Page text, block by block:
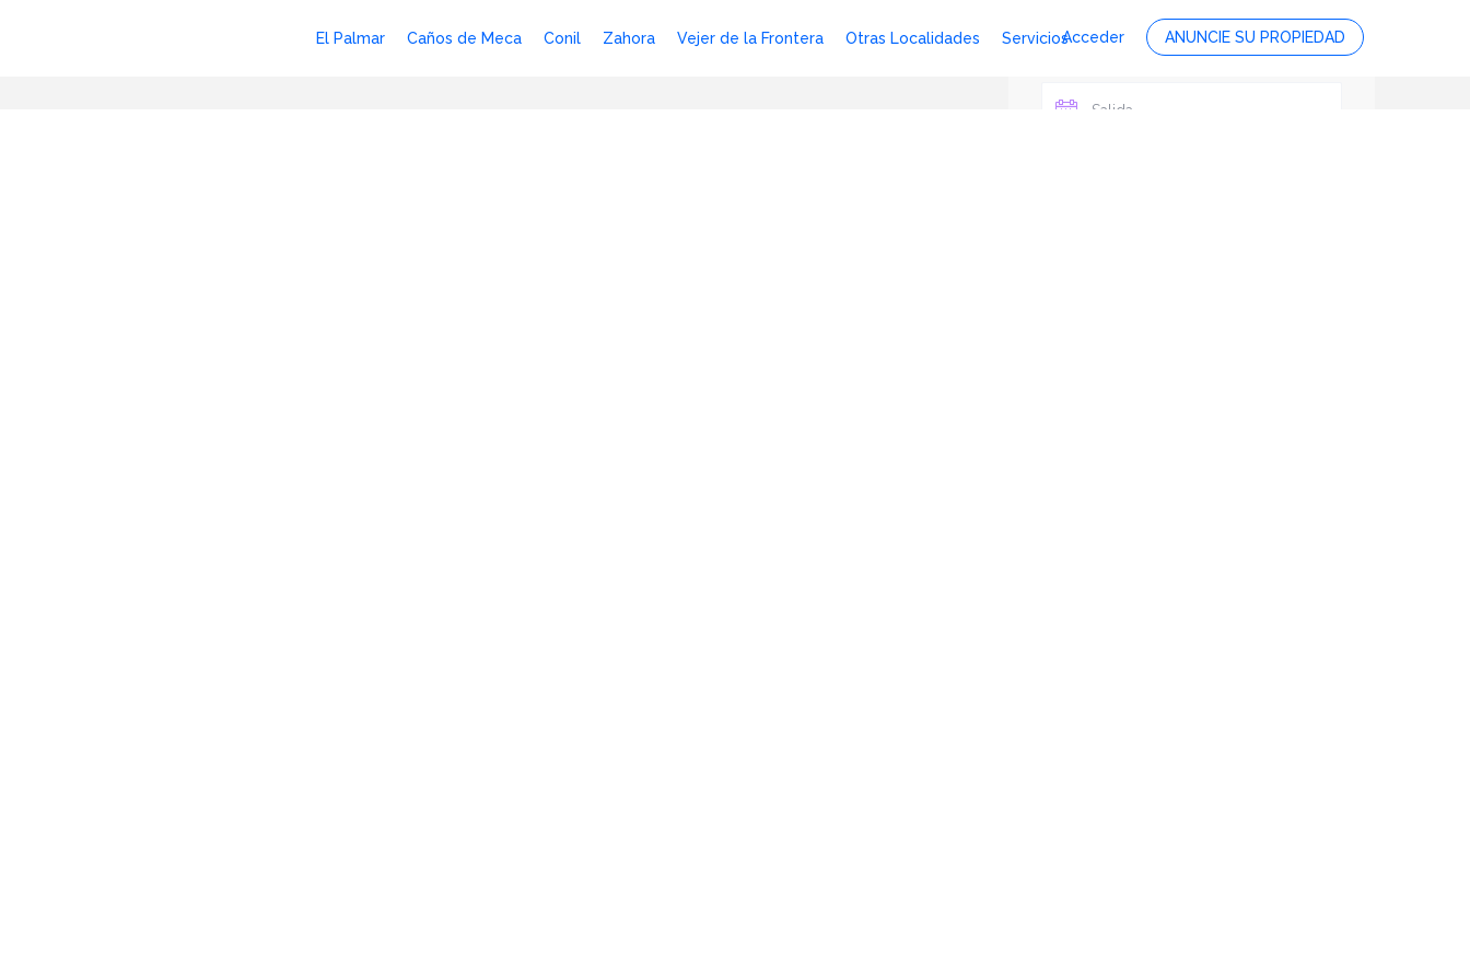
Acceder ANUNCIE SU PROPIEDAD
El Palmar Caños de Meca Conil Zahora Vejer de la Frontera Otras Localidades Servicios